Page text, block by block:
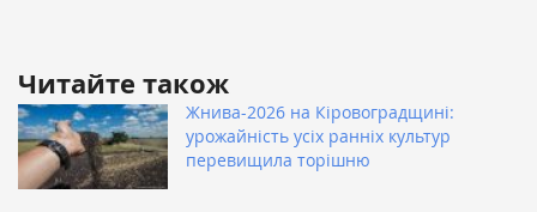
Читайте також
Жнива-2026 на Кіровоградщині:
урожайність усіх ранніх культур
перевищила торішню